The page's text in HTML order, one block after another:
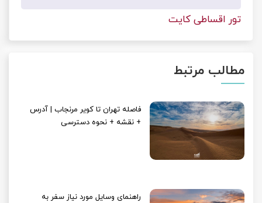
تور اقساطی کایت
مطالب مرتبط
فاصله تهران تا کویر مرنجاب | آدرس
+ نقشه + نحوه دسترسی
راهنمای وسایل مورد نیاز سفر به